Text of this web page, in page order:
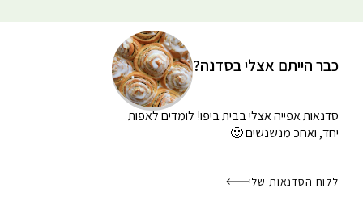
כבר הייתם אצלי בסדנה?
סדנאות אפייה אצלי בביתביפו! לומדים לאפות
יחד, ואחכ מנשנשים 🙂
ללוח הסדנאות שלי